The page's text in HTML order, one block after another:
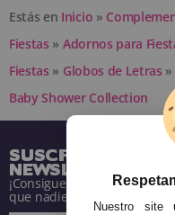
Estás en Inicio »
Fiestas » Adornos para
Fiestas » Globos de Letras »
Baby Shower Collection
SUSCRÍBETE A
NEWSLETTER
¡Consigue descuentos y
que nadie!
Nuestro site